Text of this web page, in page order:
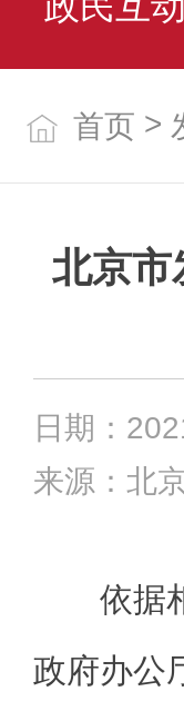
首页 >
北京市
日期：
来源：北
依据
政府办公